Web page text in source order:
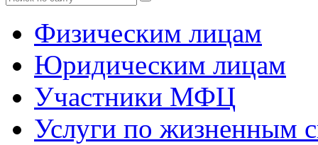
Физическим лицам
Юридическим лицам
Участники МФЦ
Услуги по жизненным